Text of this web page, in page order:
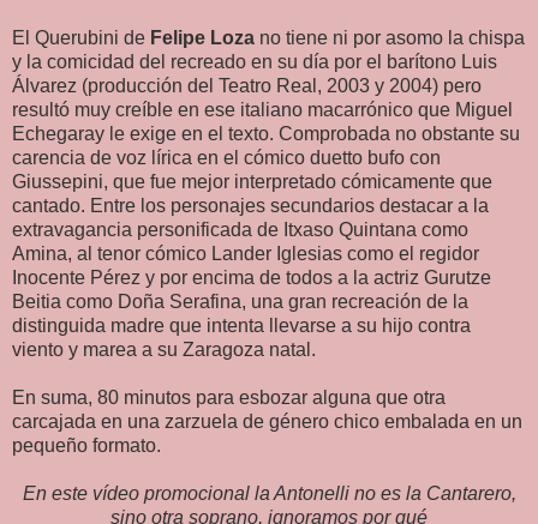
El Querubini de Felipe Loza no tiene ni por asomo la chispa
y la comicidad del recreado en su día por el barítono Luis
Álvarez (producción del Teatro Real, 2003 y 2004) pero
resultó muy creíble en ese italiano macarrónico que Miguel
Echegaray le exige en el texto. Comprobada no obstante su
carencia de voz lírica en el cómico duetto bufo con
Giussepini, que fue mejor interpretado cómicamente que
cantado. Entre los personajes secundarios destacar a la
extravagancia personificada de Itxaso Quintana como
Amina, al tenor cómico Lander Iglesias como el regidor
Inocente Pérez y por encima de todos a la actriz Gurutze
Beitia como Doña Serafina, una gran recreación de la
distinguida madre que intenta llevarse a su hijo contra
viento y marea a su Zaragoza natal.
En suma, 80 minutos para esbozar alguna que otra
carcajada en una zarzuela de género chico embalada en un
pequeño formato.
En este vídeo promocional la Antonelli no es la Cantarero,
sino otra soprano, ignoramos por qué